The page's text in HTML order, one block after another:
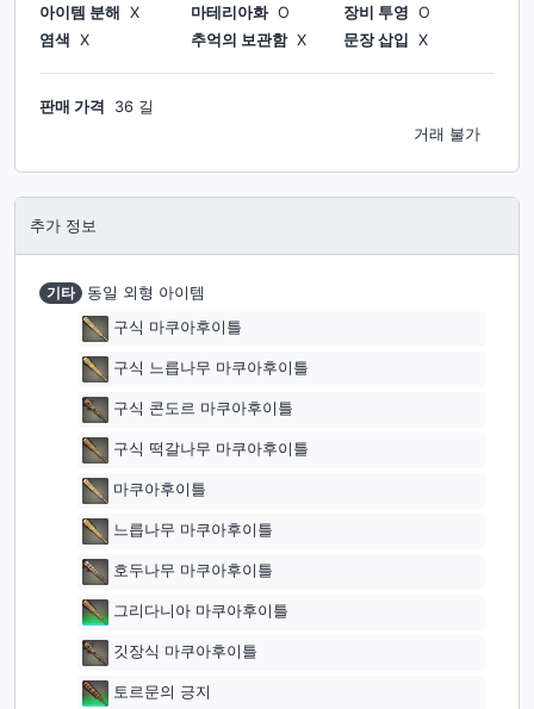
아이템 분해 X 마테리아화 O 장비 투영 O
염색
X 추억의 보관함 X 문장 삽입 X
판매 가격
36 길
거래 불가
추가 정보
기타
동일 외형 아이템
구식 마쿠아후이틀
구식 느릅나무 마쿠아후이틀
구식 콘도르 마쿠아후이틀
구식 떡갈나무 마쿠아후이틀
마쿠아후이틀
느릅나무 마쿠아후이틀
호두나무 마쿠아후이틀
그리다니아 마쿠아후이틀
깃장식 마쿠아후이틀
토르문의 긍지